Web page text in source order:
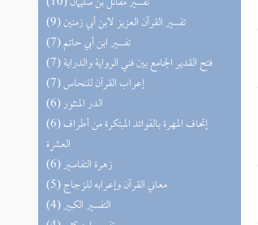
(9) تفسير القرآن العزيز لابن أبي زمنين
(7) تفسير ابن أبي حاتم
(7) فتح القدير الجامع بين فني الرواية والدراية
(7) إعراب القرآن للنحاس
(6) الدر المنثور
(6) إتحاف المهرة بالفوائد المبتكرة من أطراف
العشرة
(6) زهرة التفاسير
(5) معاني القرآن وإعرابه للزجاج
(4) التفسير الكبير